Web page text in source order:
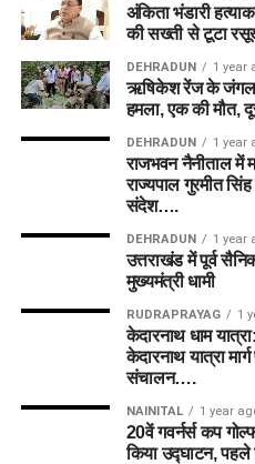
अंकिता भंडारी
की सख्ती से टूटा
DEHRADUN 1 year
ऋषिकेश रेंज के जंगल
हमला, एक की मौत,
DEHRADUN 1 year
राजभवन नैनीताल में
राज्यपाल गुरमीत
संदेश….
DEHRADUN 1 year
उत्तराखंड में पूर्व
मुख्यमंत्री धामी
RUDRAPRAYAG 1
केदारनाथ धाम
केदारनाथ यात्रा
संचालन….
NAINITAL 1 year
20वें गवर्नर्स कप
किया उद्घाटन, पहले